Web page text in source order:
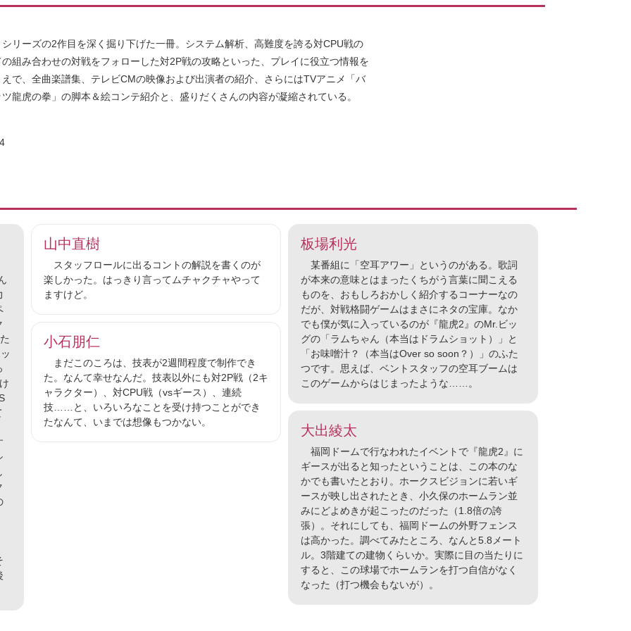
リーズの2作目を深く掘り下げた一冊。システム解析、高難度を誇る対CPU戦の
組み合わせの対戦をフォローした対2P戦の攻略といった、プレイに役立つ情報を
で、全曲楽譜集、テレビCMの映像および出演者の紹介、さらにはTVアニメ「バ
龍虎の拳」の脚本＆絵コンテ紹介と、盛りだくさんの内容が凝縮されている。
山中直樹
スタッフロールに出るコントの解説を書くのが
楽しかった。はっきり言ってムチャクチャやって
ますけど。
板場利光
某番組に「空耳アワー」というのがある。歌詞
が本来の意味とはまったくちがう言葉に聞こえる
ものを、おもしろおかしく紹介するコーナーなの
だが、対戦格闘ゲームはまさにネタの宝庫。なか
でも僕が気に入っているのが『龍虎2』のMr.ビッ
グの「ラムちゃん（本当はドラムショット）」と
「お味噌汁？（本当はOver so soon？）」のふた
つです。思えば、ベントスタッフの空耳ブームは
このゲームからはじまったような……。
小石朋仁
まだこのころは、技表が2週間程度で制作でき
た。なんて幸せなんだ。技表以外にも対2P戦（2キ
ャラクター）、対CPU戦（vsギース）、連続
技……と、いろいろなことを受け持つことができ
たなんて、いまでは想像もつかない。
大出綾太
福岡ドームで行なわれたイベントで『龍虎2』に
ギースが出ると知ったということは、この本のな
かでも書いたとおり。ホークスビジョンに若いギ
ースが映し出されたとき、小久保のホームラン並
みにどよめきが起こったのだった（1.8倍の誇
張）。それにしても、福岡ドームの外野フェンス
は高かった。調べてみたところ、なんと5.8メート
ル。3階建ての建物くらいか。実際に目の当たりに
すると、この球場でホームランを打つ自信がなく
なった（打つ機会もないが）。